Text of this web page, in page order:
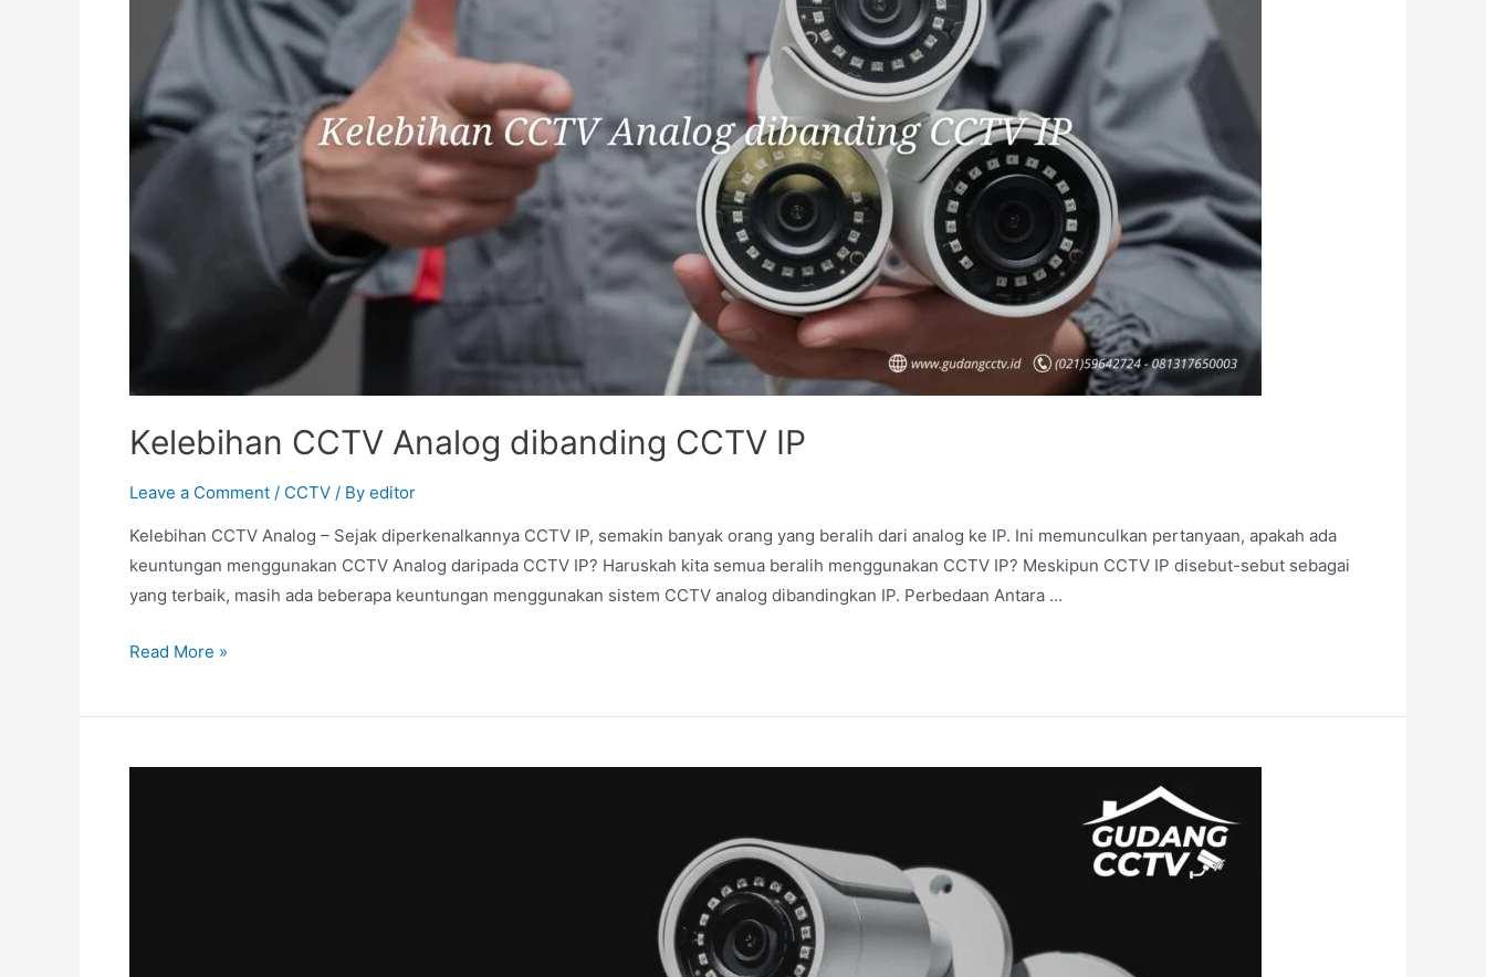
Kelebihan CCTV Analog dibanding CCTV IP
Leave a Comment / CCTV / By editor
Kelebihan CCTV Analog – Sejak diperkenalkannya CCTV IP, semakin banyak orang yang beralih dari analog ke IP. Ini memunculkan pertanyaan, apakah ada
keuntungan menggunakan CCTV Analog daripada CCTV IP? Haruskah kita semua beralih menggunakan CCTV IP? Meskipun CCTV IP disebut-sebut sebagai
yang terbaik, masih ada beberapa keuntungan menggunakan sistem CCTV analog dibandingkan IP. Perbedaan Antara …
Read More »